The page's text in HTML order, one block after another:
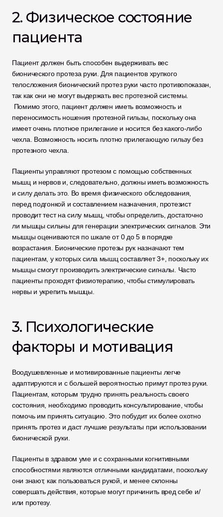
2. Физическое состояние
пациента
Пациент должен быть способен выдерживать вес
бионического протеза руки. Для пациентов хрупкого
телосложения бионический протез руки часто противопоказан,
так как они не могут выдержать вес протезной системы.
Помимо этого, пациент должен иметь возможность и
переносимость ношения протезной гильзы, поскольку она
имеет очень плотное прилегание и носится без какого-либо
чехла. Возможность носить плотно прилегающую гильзу без
протезного чехла.
Пациенты управляют протезом с помощью собственных
мышц и нервов и, следовательно, должны иметь возможность
и силу делать это. Во время физического обследования,
перед подгонкой и составлением назначения, протезист
проводит тест на силу мышц, чтобы определить, достаточно
ли мышцы сильны для генерации электрических сигналов. Эти
мышцы оцениваются по шкале от 0 до 5 в порядке
возрастания. Бионические протезы рук назначают тем
пациентам, у которых сила мышц составляет 3+, поскольку их
мышцы смогут производить электрические сигналы. Часто
пациенты проходят физиотерапию, чтобы стимулировать
нервы и укрепить мышцы.
3. Психологические
факторы и мотивация
Воодушевленные и мотивированные пациенты легче
адаптируются и с большей вероятностью примут протез руки.
Пациентам, которым трудно принять реальность своего
состояния, необходимо проводить консультирование, чтобы
помочь им принять ситуацию. Это побудит их более охотно
принять протез и даст лучшие результаты при использовании
бионической руки.
Пациенты в здравом уме и с сохранными когнитивными
способностями являются отличными кандидатами, поскольку
они знают, как пользоваться рукой, и менее склонны
совершать действия, которые могут причинить вред себе и/
или протезу.